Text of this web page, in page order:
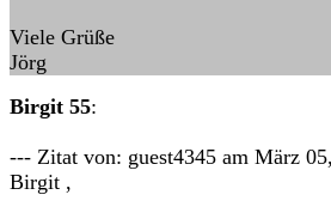
Viele Grüße
Jörg
Birgit 55:
--- Zitat von: guest4345 am März
Birgit ,